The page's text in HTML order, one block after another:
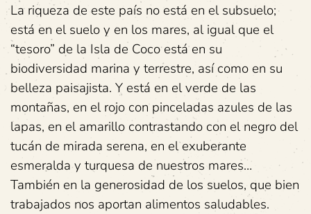
La riqueza de este país no está en el subsuelo;
está en el suelo y en los mares, al igual que el
“tesoro” de la Isla de Coco está en su
biodiversidad marina y terrestre, así como en su
belleza paisajista. Y está en el verde de las
montañas, en el rojo con pinceladas azules de las
lapas, en el amarillo contrastando con el negro del
tucán de mirada serena, en el exuberante
esmeralda y turquesa de nuestros mares…
También en la generosidad de los suelos, que bien
trabajados nos aportan alimentos saludables.